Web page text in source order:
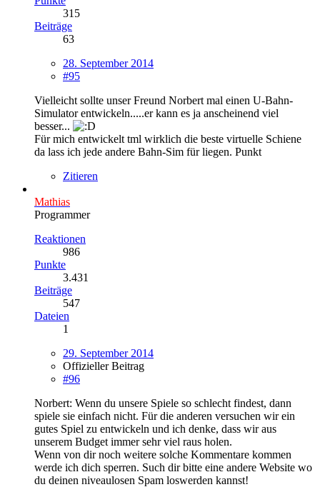
315
Beiträge
63
28. September 2014
#95
Vielleicht sollte unser Freund Norbert mal einen U-Bahn-
Simulator entwickeln.....er kann es ja anscheinend viel
besser...
Für mich entwickelt tml wirklich die beste virtuelle Schiene
da lass ich jede andere Bahn-Sim für liegen. Punkt
Zitieren
Mathias
Programmer
Reaktionen
986
Punkte
3.431
Beiträge
547
Dateien
1
29. September 2014
Offizieller Beitrag
#96
Norbert: Wenn du unsere Spiele so schlecht findest, dann
spiele sie einfach nicht. Für die anderen versuchen wir ein
gutes Spiel zu entwickeln und ich denke, dass wir aus
unserem Budget immer sehr viel raus holen.
Wenn von dir noch weitere solche Kommentare kommen
werde ich dich sperren. Such dir bitte eine andere Website wo
du deinen niveaulosen Spam loswerden kannst!